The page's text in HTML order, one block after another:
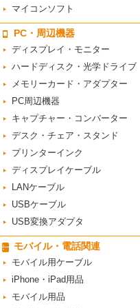
マイコンソフト
PC・周辺機器
ディスプレイ・モニター
ハードディスク・光学ドライブ
メモリーカード・アダプター
PC周辺機器
キャプチャー・コンバーター
デスク・チェア・スタンド
プリンターインク
ディスプレイケーブル
LANケーブル
USBケーブル
USB変換アダプタ
モバイル・電話関連
モバイル用ケーブル
iPhone・iPad用品
モバイル用品